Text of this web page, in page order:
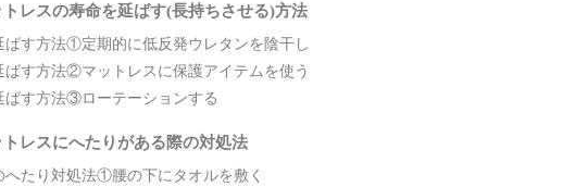
レスの寿命を延ばす(長持ちさせる)方法
ばす方法①定期的に低反発ウレタンを陰干し
ばす方法②マットレスに保護アイテムを使う
ばす方法③ローテーションする
レスにへたりがある際の対処法
へたり対処法①腰の下にタオルを敷く